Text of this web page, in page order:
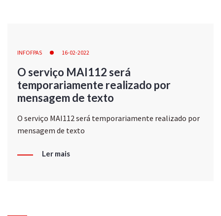
INFOFPAS 16-02-2022
O serviço MAI112 será
temporariamente realizado por
mensagem de texto
O serviço MAI112 será temporariamente realizado por
mensagem de texto
Ler mais